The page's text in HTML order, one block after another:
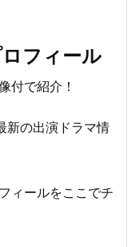
フィール
付で紹介！
新の出演ドラマ情
ィールをここでチ